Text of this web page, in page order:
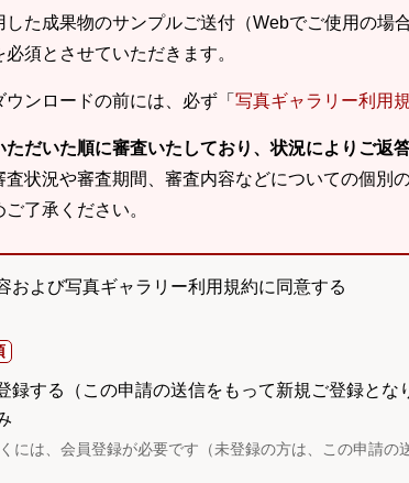
た成果物のサンプルご送付（Webでご使用の場
須とさせていただきます。
ンロードの前には、必ず「 写真ギャラリー利用
だいた順に審査いたしており、状況によりご返
査状況や審査期間、審査内容などについての個別
了承ください。
および写真ギャラリー利用規約に同意する
録する（この申請の送信をもって新規ご登録とな
には、会員登録が必要です（未登録の方は、この申請の